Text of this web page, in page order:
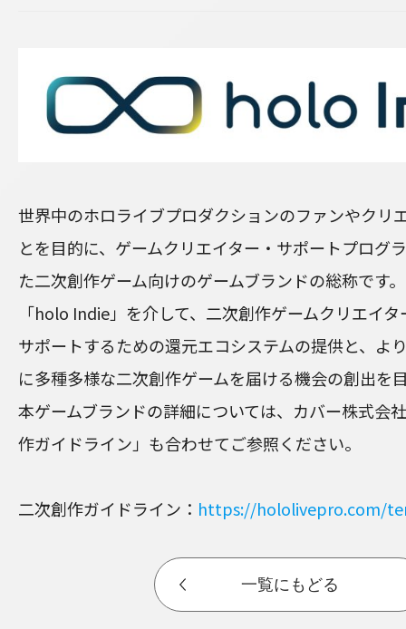
世界中のホロライブプロダクションのファンやクリ
とを目的に、ゲームクリエイター・サポートプログ
た二次創作ゲーム向けのゲームブランドの総称です。
「holo Indie」を介して、二次創作ゲームクリエイ
サポートするための還元エコシステムの提供と、よ
に多種多様な二次創作ゲームを届ける機会の創出を
本ゲームブランドの詳細については、カバー株式会
作ガイドライン」も合わせてご参照ください。
二次創作ガイドライン： https://hololivepro.com/
一覧にもどる